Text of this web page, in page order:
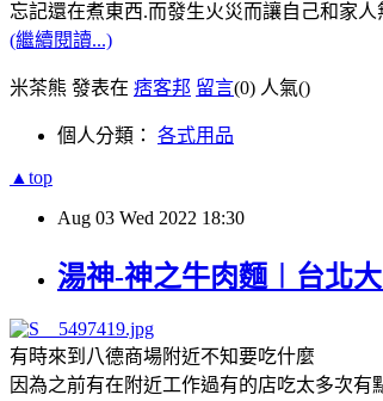
忘記還在煮東西.而發生火災而讓自己和家
(繼續閱讀...)
米茶熊 發表在 痞客邦 留言(0) 人氣()
個人分類： 各式用品
▲top
Aug 03 Wed 2022 18:30
湯神-神之牛肉麵︱台北
有時來到八德商場附近不知要吃什麼
因為之前有在附近工作過有的店吃太多次有